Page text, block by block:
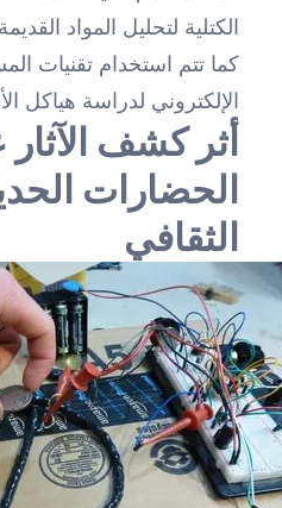
الكتلية لتحليل المواد
كما تتم استخدام تقنيات
الإلكتروني لدراسة هياكل
أثر كشف
الحضارات
الثقافي